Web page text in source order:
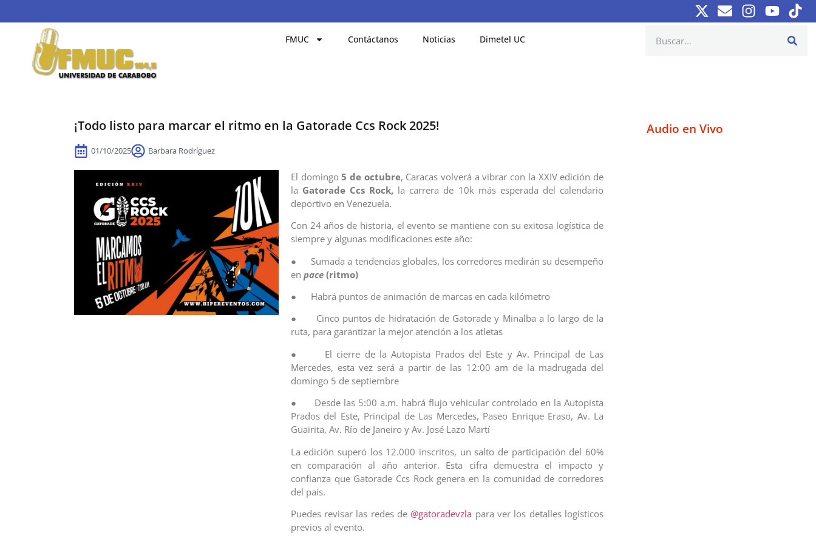
FMUC Contáctanos Noticias Dimetel UC
¡Todo listo para marcar el ritmo en la Gatorade Ccs Rock 2025!
01/10/2025 Barbara Rodríguez
El domingo5 de octubre, Caracas volverá a vibrar con la XXIV edición de
la Gatorade Ccs Rock, la carrera de 10k más esperada del calendario
deportivo en Venezuela.
Con 24 años de historia, el evento se mantiene con su exitosa logística de
siempre y algunas modificaciones este año:
● Sumada a tendencias globales, los corredores medirán su desempeño
en pace (ritmo)
● Habrá puntos de animación de marcas en cada kilómetro
● Cinco puntos de hidratación de Gatorade y Minalba a lo largo de la
ruta, para garantizar la mejor atención a los atletas
● El cierre de la Autopista Prados del Este y Av. Principal de Las
Mercedes, esta vez será a partir de las 12:00 am de la madrugada del
domingo 5 de septiembre
● Desde las 5:00 a.m. habrá flujo vehicular controlado en la Autopista
Prados del Este, Principal de Las Mercedes, Paseo Enrique Eraso, Av. La
Guairita, Av. Río de Janeiro y Av. José Lazo Martí
La edición superó los 12.000 inscritos, un salto de participación del 60%
en comparación al año anterior. Esta cifra demuestra el impacto y
confianza que Gatorade Ccs Rock genera en la comunidad de corredores
del país.
Puedes revisar las redes de@gatoradevzla para ver los detalles logísticos
previos al evento.
Audio en Vivo